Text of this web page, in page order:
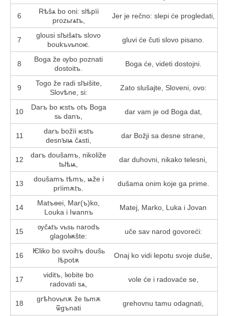
6
Rѣšѧ bo oni: slѣpїi
prozьrѧtъ,
Jer je rečno: slepi će progledati,
7
glousi slꙑšѧtъ slovo
boukъvьnoѥ.
gluvi će čuti slovo pisano.
8
Boga že ѹbo poznati
dostoitъ.
Boga će, videti dostojni.
9
Togo že radi slꙑšite,
Slovѣne, si:
Zato slušajte, Sloveni, ovo:
10
Darъ bo ѥstъ otъ Boga
sь danъ,
dar vam je od Boga dat,
11
darъ božїi ѥstъ
desnꙑѩ čѧsti,
dar Božji sa desne strane,
12
darъ doušamъ, nikoliže
tьlѣѩ,
dar duhovni, nikako telesni,
13
doušamъ tѣmъ, ѩže i
prїimѫtъ.
dušama onim koje ga prime.
14
Matъѳei, Mar(ъ)ko,
Louka i Іѡannъ
Matej, Marko, Luka i Jovan
15
ѹčѧtъ vьsь narodъ
glagolѭšte:
uče sav narod govoreći:
16
Ѥliko bo svoihъ doušь
lѣpotѫ
Onaj ko vidi lepotu svoje duše,
17
viditъ, lюbite bo
radovati sѧ,
vole će i radovaće se,
18
grѣhovьnѫ že tьmѫ
ѿgъnati
grehovnu tamu odagnati,